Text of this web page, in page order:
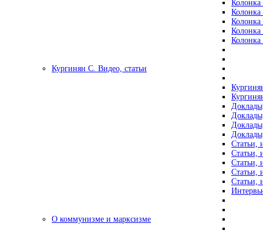
Колонка
Колонка
Колонка
Колонка
Колонка
Кургинян С. Видео, статьи
Статьи,
Статьи,
Статьи,
Статьи,
Статьи,
О коммунизме и марксизме